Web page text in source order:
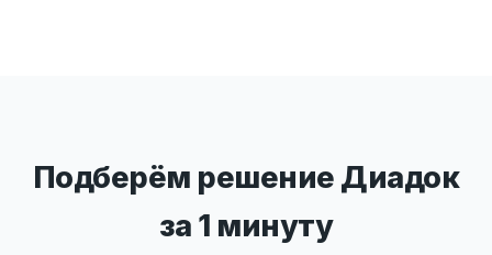
Подберём решение Диадок
за 1 минуту